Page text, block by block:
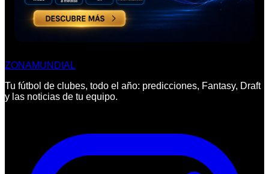
ZONAMUNDIAL
Tu fútbol de clubes, todo el año: predicciones, Fantasy, Draft
y las noticias de tu equipo.